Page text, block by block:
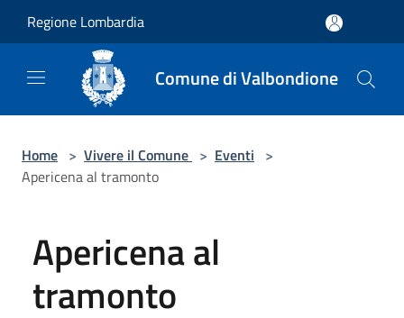
Regione Lombardia
Comune di Valbondione
Home > Vivere il Comune > Eventi >
Apericena al tramonto
Apericena al
tramonto